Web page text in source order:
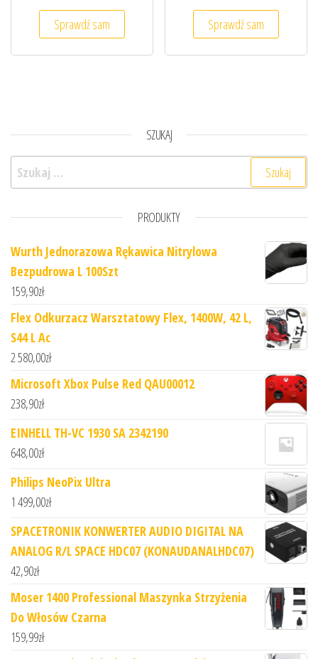
Sprawdź sam Sprawdź sam
SZUKAJ
Szukaj:
PRODUKTY
Wurth Jednorazowa Rękawica Nitrylowa
Bezpudrowa L 100Szt
159,90zł
Flex Odkurzacz Warsztatowy Flex, 1400W, 42 L,
S44 L Ac
2 580,00zł
Microsoft Xbox Pulse Red QAU00012
238,90zł
EINHELL TH-VC 1930 SA 2342190
648,00zł
Philips NeoPix Ultra
1 499,00zł
SPACETRONIK KONWERTER AUDIO DIGITAL NA
ANALOG R/L SPACE HDC07 (KONAUDANALHDC07)
42,90zł
Moser 1400 Professional Maszynka Strzyżenia
Do Włosów Czarna
159,99zł